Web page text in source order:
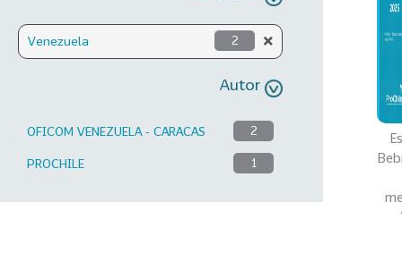
Venezuela 2
Autor
OFICOM VENEZUELA - CARACAS 2
PROCHILE 1